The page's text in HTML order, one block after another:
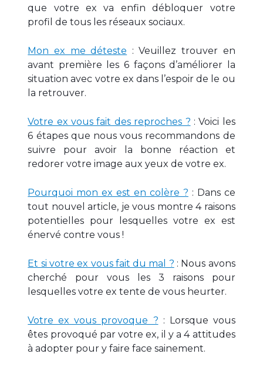
que votre ex va enfin débloquer votre
profil de tous les réseaux sociaux.
Mon ex me déteste : Veuillez trouver en
avant première les 6 façons d’améliorer la
situation avec votre ex dans l’espoir de le ou
la retrouver.
Votre ex vous fait des reproches ? : Voici les
6 étapes que nous vous recommandons de
suivre pour avoir la bonne réaction et
redorer votre image aux yeux de votre ex.
Pourquoi mon ex est en colère ? : Dans ce
tout nouvel article, je vous montre 4 raisons
potentielles pour lesquelles votre ex est
énervé contre vous !
Et si votre ex vous fait du mal ? : Nous avons
cherché pour vous les 3 raisons pour
lesquelles votre ex tente de vous heurter.
Votre ex vous provoque ? : Lorsque vous
êtes provoqué par votre ex, il y a 4 attitudes
à adopter pour y faire face sainement.